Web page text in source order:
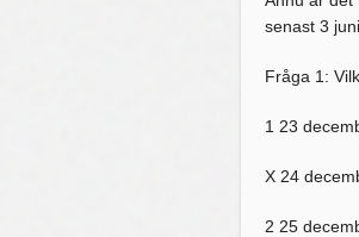
senast 3
Fråga 1:
1 23
X 24
2 25